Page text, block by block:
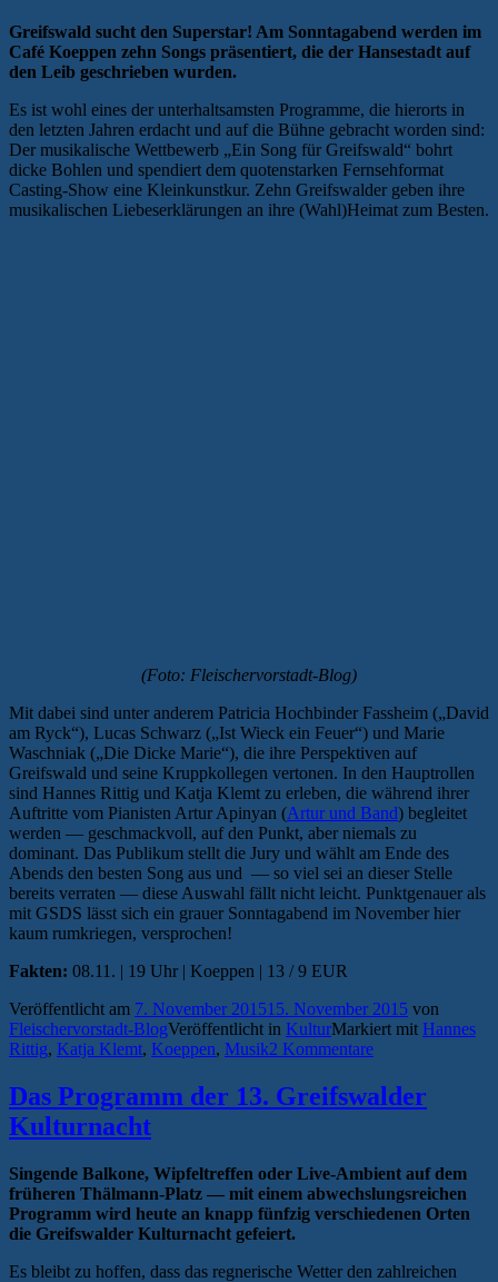
Greifswald sucht den Superstar! Am Sonntagabend werden im
Café Koeppen zehn Songs präsentiert, die der Hansestadt auf
den Leib geschrieben wurden.
Es ist wohl eines der unterhaltsamsten Programme, die hierorts in
den letzten Jahren erdacht und auf die Bühne gebracht worden sind:
Der musikalische Wettbewerb „Ein Song für Greifswald“ bohrt
dicke Bohlen und spendiert dem quotenstarken Fernsehformat
Casting-Show eine Kleinkunstkur. Zehn Greifswalder geben ihre
musikalischen Liebeserklärungen an ihre (Wahl)Heimat zum Besten.
(Foto: Fleischervorstadt-Blog)
Mit dabei sind unter anderem Patricia Hochbinder Fassheim („David
am Ryck“), Lucas Schwarz („Ist Wieck ein Feuer“) und Marie
Waschniak („Die Dicke Marie“), die ihre Perspektiven auf
Greifswald und seine Kruppkollegen vertonen. In den Hauptrollen
sind Hannes Rittig und Katja Klemt zu erleben, die während ihrer
Auftritte vom Pianisten Artur Apinyan (Artur und Band) begleitet
werden — geschmackvoll, auf den Punkt, aber niemals zu
dominant. Das Publikum stellt die Jury und wählt am Ende des
Abends den besten Song aus und — so viel sei an dieser Stelle
bereits verraten — diese Auswahl fällt nicht leicht. Punktgenauer als
mit GSDS lässt sich ein grauer Sonntagabend im November hier
kaum rumkriegen, versprochen!
Fakten: 08.11. | 19 Uhr | Koeppen | 13 / 9 EUR
Veröffentlicht am 7. November 201515. November 2015 von
Fleischervorstadt-BlogVeröffentlicht in KulturMarkiert mit Hannes
Rittig, Katja Klemt, Koeppen, Musik2 Kommentare
Das Programm der 13. Greifswalder
Kulturnacht
Singende Balkone, Wipfeltreffen oder Live-Ambient auf dem
früheren Thälmann-Platz — mit einem abwechslungsreichen
Programm wird heute an knapp fünfzig verschiedenen Orten
die Greifswalder Kulturnacht gefeiert.
Es bleibt zu hoffen, dass das regnerische Wetter den zahlreichen